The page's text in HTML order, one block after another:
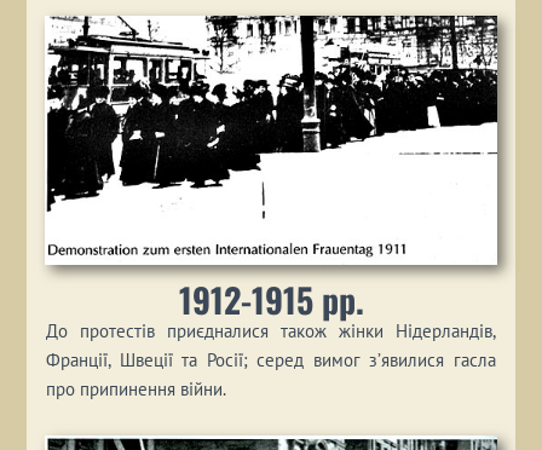
1912-1915 рр.
До протестів приєдналися також жінки Нідерландів,
Франції, Швеції та Росії; серед вимог з’явилися гасла
про припинення війни.